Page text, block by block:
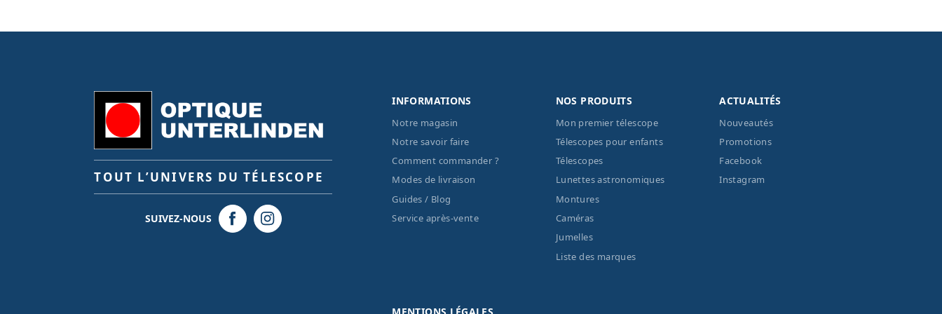
TOUT L’UNIVERS DU TÉLESCOPE
SUIVEZ-NOUS
INFORMATIONS
Notre magasin
Notre savoir faire
Comment commander ?
Modes de livraison
Guides / Blog
Service après-vente
NOS PRODUITS
Mon premier télescope
Télescopes pour enfants
Télescopes
Lunettes astronomiques
Montures
Caméras
Jumelles
Liste des marques
ACTUALITÉS
Nouveautés
Promotions
Facebook
Instagram